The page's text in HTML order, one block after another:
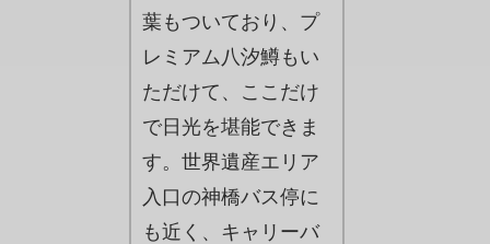
葉もついており、プ
レミアム八汐鱒もい
ただけて、ここだけ
で日光を堪能できま
す。世界遺産エリア
入口の神橋バス停に
も近く、キャリーバ